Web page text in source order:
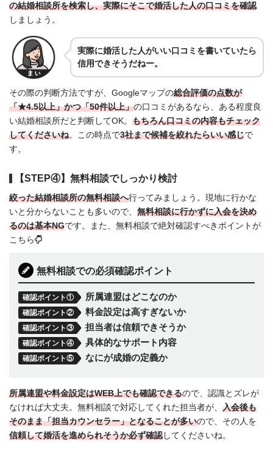
の結婚相談所を検索し、実際にそこで婚活した人の口コミを確認
しましょう。
実際に婚活した人がいい口コミを書いていたら
信用できそうだねー。
その際の判断方法ですが、Googleマップの総合評価の点数が
「★4.5以上」かつ「50件以上」の口コミがあるなら、ある程度良
い結婚相談所だと判断してOK。 もちろん口コミの内容もチェック
してくださいね。この時点で3社まで候補を絞れたらいい感じで
す。
【STEP④】無料相談でしっかり検討
絞った結婚相談所の無料相談へ行ってみましょう。現地に行かな
いと分からないことも多いので、 無料相談に行かずに入会を決め
るのは基本NGです。また、無料相談で絶対確認すべきポイントが
こちら
無料相談での必須確認ポイント
確認ポイント① 所属連盟はどこなのか
確認ポイント② 料金設定は高すぎないか
確認ポイント③ 担当者は信頼できそうか
確認ポイント④ 具体的なサポート内容
確認ポイント⑤ なにが成婚の定義か
所属連盟や料金設定はWEB上でも確認できるので、認識とズレが
なければ大丈夫。無料相談で対応してくれた担当者が、 入会後も
そのまま「担当カウンセラー」となることが多いので、その人を
信頼して婚活を進められそうか必ず確認してくださいね。